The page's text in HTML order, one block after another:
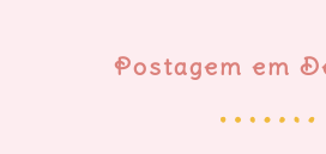
Postagem em